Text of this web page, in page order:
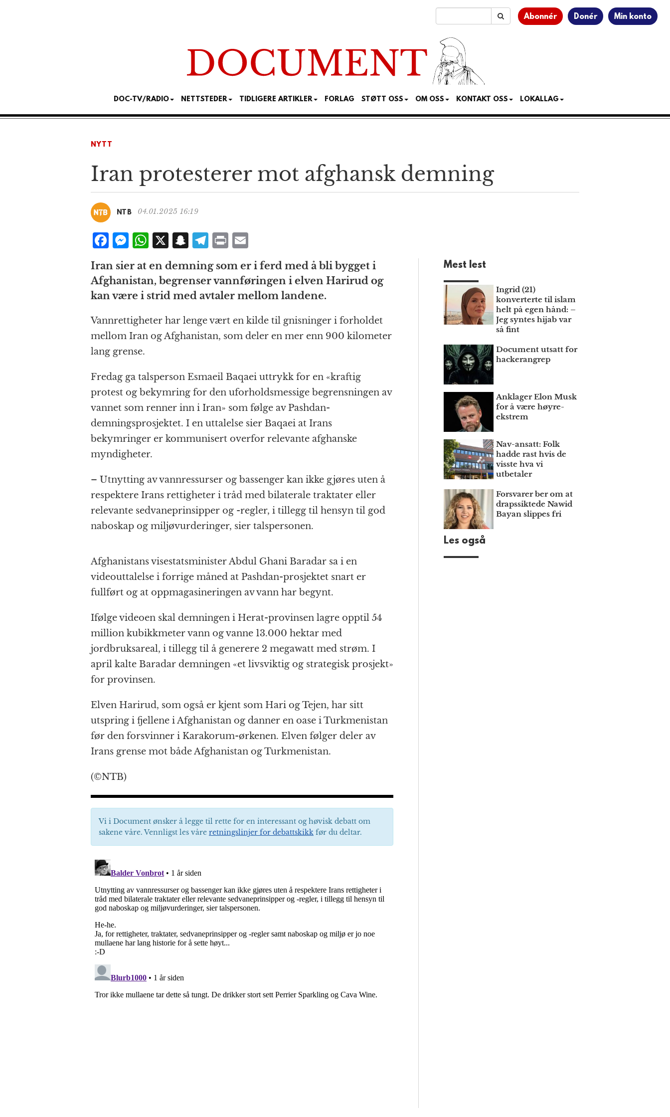
Abonnér Donér Min konto
DOC-TV/RADIO NETTSTEDER TIDLIGERE ARTIKLER FORLAG STØTT OSS OM OSS KONTAKT OSS LOKALLAG
NYTT
Iran protesterer mot afghansk demning
NTB 04.01.2025 16:19
F
c
e
b
o
o
k
M
ss
e
n
g
e
r
W
at
s
A
p
p
X S
n
a
p
c
h
at
T
e
g
r
a
m
P
n
t
m
ai
l
Iran sier at en demning som er i ferd med å bli bygget i
Afghanistan, begrenser vannføringen i elven Harirud og
kan være i strid med avtaler mellom landene.
Vannrettigheter har lenge vært en kilde til gnisninger i forholdet
mellom Iran og Afghanistan, som deler en mer enn 900 kilometer
lang grense.
Fredag ga talsperson Esmaeil Baqaei uttrykk for en «kraftig
protest og bekymring for den uforholdsmessige begrensningen av
vannet som renner inn i Iran» som følge av Pashdan-
demningsprosjektet. I en uttalelse sier Baqaei at Irans
bekymringer er kommunisert overfor relevante afghanske
myndigheter.
– Utnytting av vannressurser og bassenger kan ikke gjøres uten å
respektere Irans rettigheter i tråd med bilaterale traktater eller
relevante sedvaneprinsipper og -regler, i tillegg til hensyn til god
naboskap og miljøvurderinger, sier talspersonen.
Afghanistans visestatsminister Abdul Ghani Baradar sa i en
videouttalelse i forrige måned at Pashdan-prosjektet snart er
fullført og at oppmagasineringen av vann har begynt.
Ifølge videoen skal demningen i Herat-provinsen lagre opptil 54
million kubikkmeter vann og vanne 13.000 hektar med
jordbruksareal, i tillegg til å generere 2 megawatt med strøm. I
april kalte Baradar demningen «et livsviktig og strategisk prosjekt»
for provinsen.
Elven Harirud, som også er kjent som Hari og Tejen, har sitt
utspring i fjellene i Afghanistan og danner en oase i Turkmenistan
før den forsvinner i Karakorum-ørkenen. Elven følger deler av
Irans grense mot både Afghanistan og Turkmenistan.
(©NTB)
Vi i Document ønsker å legge til rette for en interessant og høvisk debatt om
sakene våre. Vennligst les våre retningslinjer for debattskikk før du deltar.
Mest lest
Ingrid (21)
konverterte til islam
helt på egen hånd: –
Jeg syntes hijab var
så fint
Document utsatt for
hackerangrep
Anklager Elon Musk
for å være høyre­
ekstrem
Nav-ansatt: Folk
hadde rast hvis de
visste hva vi
utbetaler
Forsvarer ber om at
draps­siktede Nawid
Bayan slippes fri
Les også